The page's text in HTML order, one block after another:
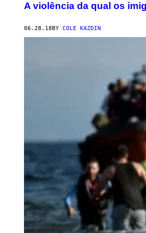
A violência da qual os
06.28.18BY COLE KAZDIN